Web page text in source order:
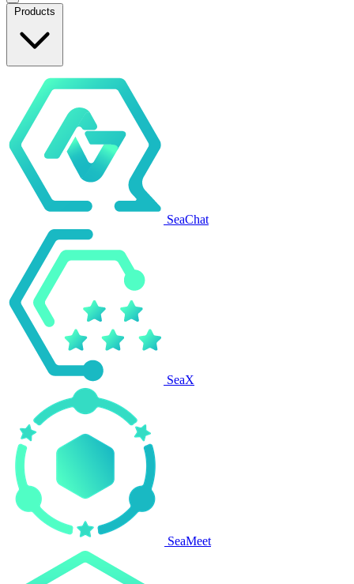
Products
SeaChat
SeaX
SeaMeet